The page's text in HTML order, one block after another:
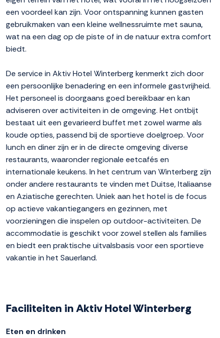
een voordeel kan zijn. Voor ontspanning kunnen gasten
gebruikmaken van een kleine wellnessruimte met sauna,
wat na een dag op de piste of in de natuur extra comfort
biedt.
De service in Aktiv Hotel Winterberg kenmerkt zich door
een persoonlijke benadering en een informele gastvrijheid.
Het personeel is doorgaans goed bereikbaar en kan
adviseren over activiteiten in de omgeving. Het ontbijt
bestaat uit een gevarieerd buffet met zowel warme als
koude opties, passend bij de sportieve doelgroep. Voor
lunch en diner zijn er in de directe omgeving diverse
restaurants, waaronder regionale eetcafés en
internationale keukens. In het centrum van Winterberg zijn
onder andere restaurants te vinden met Duitse, Italiaanse
en Aziatische gerechten. Uniek aan het hotel is de focus
op actieve vakantiegangers en gezinnen, met
voorzieningen die inspelen op outdoor-activiteiten. De
accommodatie is geschikt voor zowel stellen als families
en biedt een praktische uitvalsbasis voor een sportieve
vakantie in het Sauerland.
Faciliteiten in Aktiv Hotel Winterberg
Eten en drinken